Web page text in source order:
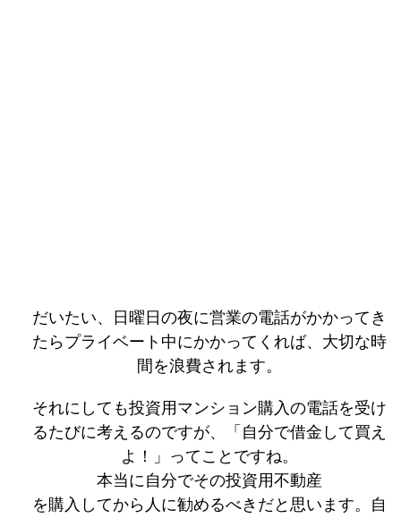
だいたい、日曜日の夜に営業の電話がかかってき
たらプライベート中にかかってくれば、大切な時
間を浪費されます。
それにしても投資用マンション購入の電話を受け
るたびに考えるのですが、「自分で借金して買え
よ！」ってことですね。
本当に自分でその投資用不動産
を購入してから人に勧めるべきだと思います。自